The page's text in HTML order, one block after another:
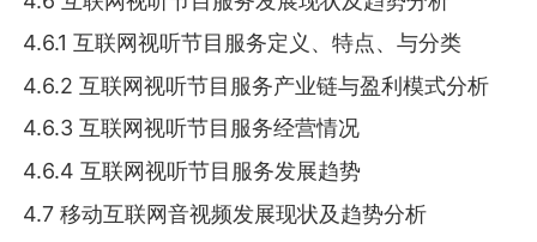
4.6.1 互联网视听节目服务定义、特点、与分类
4.6.2 互联网视听节目服务产业链与盈利模式分析
4.6.3 互联网视听节目服务经营情况
4.6.4 互联网视听节目服务发展趋势
4.7 移动互联网音视频发展现状及趋势分析